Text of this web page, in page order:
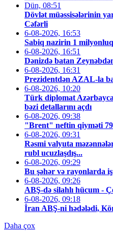
Dün, 08:51
Dövlət müəssisələrinin
Cəfərli
6-08-2026, 16:53
Sabiq nazirin 1 milyonluq
6-08-2026, 16:51
Dənizdə batan
6-08-2026, 16:31
Prezidentdən AZAL-la
6-08-2026, 10:20
Türk diplomat
bəzi detallarını açdı
6-08-2026, 09:38
"Brent" neftin qiyməti
6-08-2026, 09:31
Rəsmi valyuta
rubl ucuzlaşdış...
6-08-2026, 09:29
Bu şəhər və rayonlarda
6-08-2026, 09:26
ABŞ-də silahlı hücum -
6-08-2026, 09:18
İran ABŞ-ni hədələdi,
Daha çox